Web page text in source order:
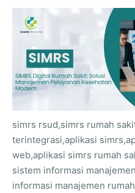
simrs rsud,simrs rumah
terintegrasi,aplikasi
web,aplikasi simrs rumah
sistem informasi
informasi manajemen